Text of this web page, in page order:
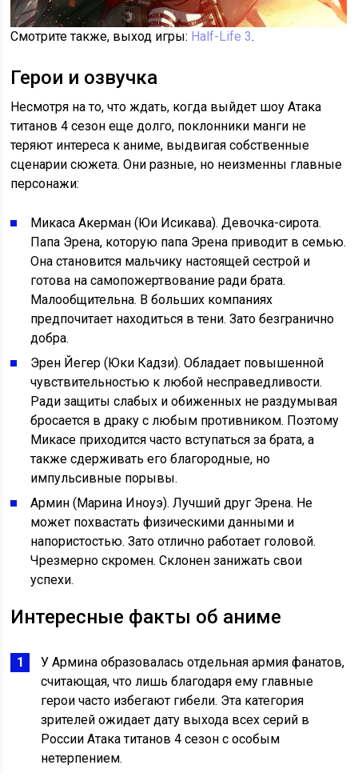
Смотрите также, выход игры: Half-Life 3.
Герои и озвучка
Несмотря на то, что ждать, когда выйдет шоу Атака
титанов 4 сезон еще долго, поклонники манги не
теряют интереса к аниме, выдвигая собственные
сценарии сюжета. Они разные, но неизменны главные
персонажи:
Микаса Акерман (Юи Исикава). Девочка-сирота.
Папа Эрена, которую папа Эрена приводит в семью.
Она становится мальчику настоящей сестрой и
готова на самопожертвование ради брата.
Малообщительна. В больших компаниях
предпочитает находиться в тени. Зато безгранично
добра.
Эрен Йегер (Юки Кадзи). Обладает повышенной
чувствительностью к любой несправедливости.
Ради защиты слабых и обиженных не раздумывая
бросается в драку с любым противником. Поэтому
Микасе приходится часто вступаться за брата, а
также сдерживать его благородные, но
импульсивные порывы.
Армин (Марина Иноуэ). Лучший друг Эрена. Не
может похвастать физическими данными и
напористостью. Зато отлично работает головой.
Чрезмерно скромен. Склонен занижать свои
успехи.
Интересные факты об аниме
У Армина образовалась отдельная армия фанатов,
считающая, что лишь благодаря ему главные
герои часто избегают гибели. Эта категория
зрителей ожидает дату выхода всех серий в
России Атака титанов 4 сезон с особым
нетерпением.